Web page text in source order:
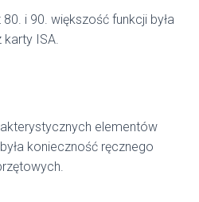
i 90. większość funkcji była
karty ISA.
elementów
konieczność ręcznego